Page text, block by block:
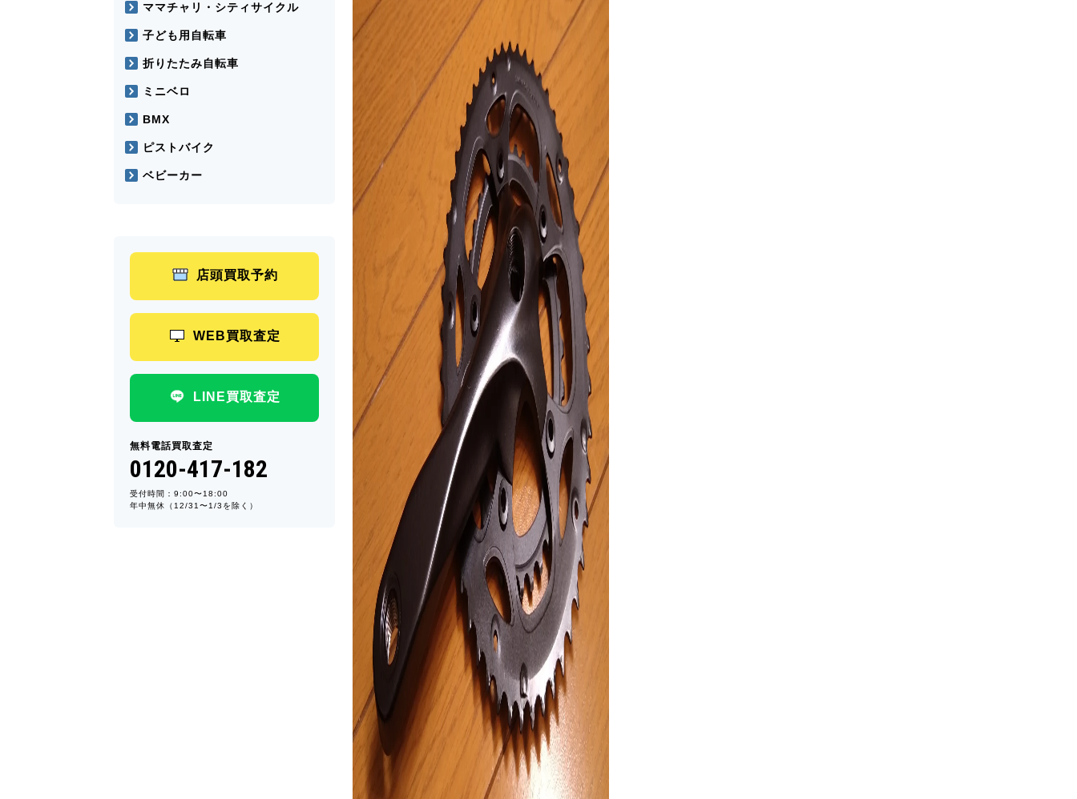
ママチャリ・シティサイクル
子ども用自転車
折りたたみ自転車
ミニベロ
BMX
ピストバイク
ベビーカー
店頭買取予約
WEB買取査定
LINE買取査定
無料電話買取査定
0120-417-182
受付時間：9:00〜18:00
年中無休（12/31〜1/3を除く）